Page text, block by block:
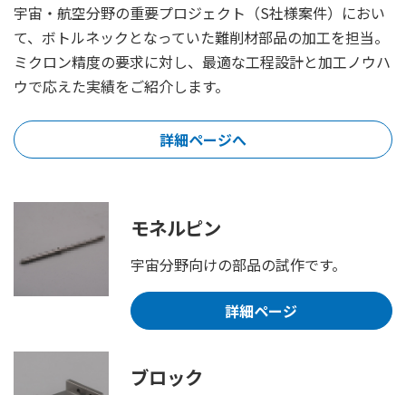
宇宙・航空分野の重要プロジェクト（S社様案件）におい
て、ボトルネックとなっていた難削材部品の加工を担当。
ミクロン精度の要求に対し、最適な工程設計と加工ノウハ
ウで応えた実績をご紹介します。
詳細ページへ
モネルピン
宇宙分野向けの部品の試作です。
詳細ページ
ブロック